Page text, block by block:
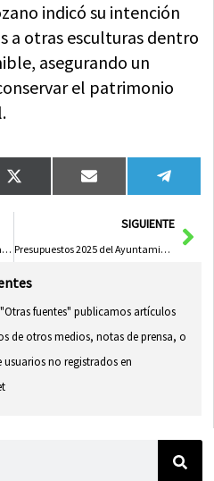
indicó su intención
a otras esculturas dentro
asegurando un
el patrimonio
Compartir
en
X
(Twitter)
Compartir
en
Email
en
Ayuntamiento de Toledo Ordena Derribo de Vivienda Incendiada en Calle Zarzuela
SIGUIENTE
Presupuestos 2025 del Ayuntamiento de Cuenca Se Llevarán a Pleno Extraordinario el Próximo Lunes
fuentes" publicamos artículos
de otros medios, notas de prensa, o
usuarios no registrados en